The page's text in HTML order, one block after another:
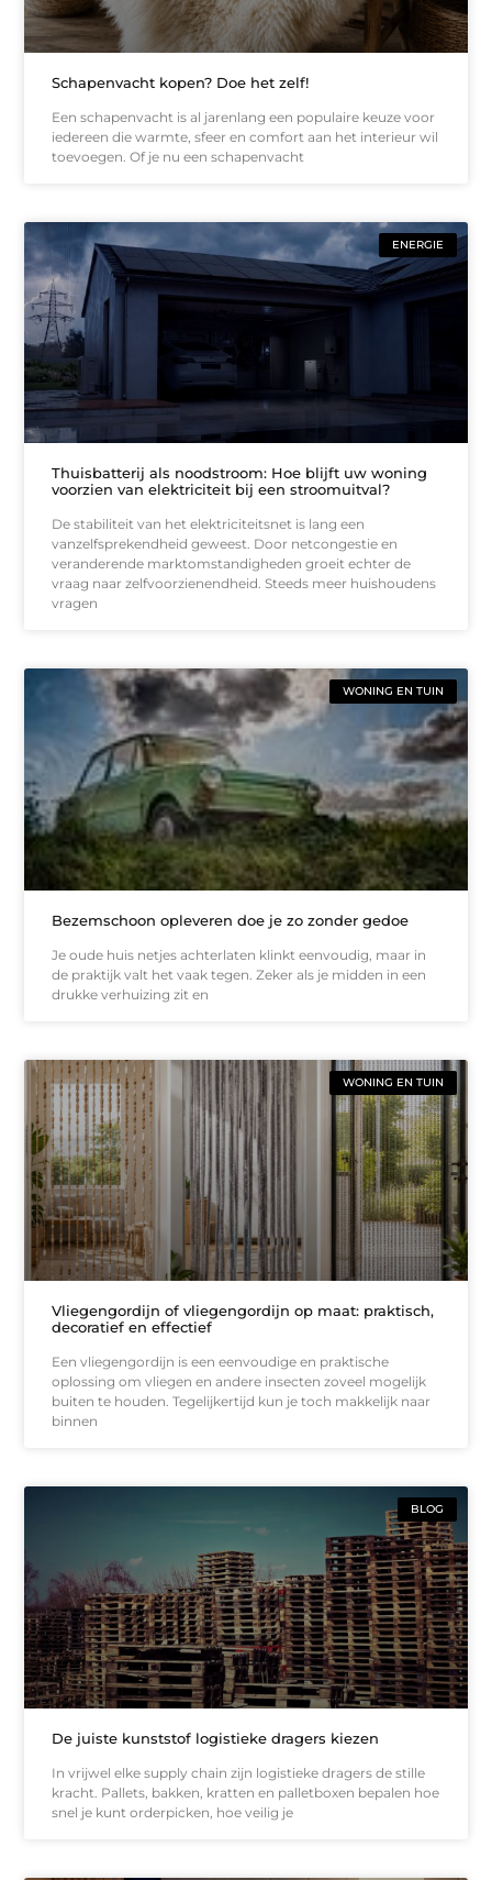
Schapenvacht kopen? Doe het zelf!
Een schapenvacht is al jarenlang een populaire keuze voor
iedereen die warmte, sfeer en comfort aan het interieur wil
toevoegen. Of je nu een schapenvacht
ENERGIE
Thuisbatterij als noodstroom: Hoe blijft uw woning
voorzien van elektriciteit bij een stroomuitval?
De stabiliteit van het elektriciteitsnet is lang een
vanzelfsprekendheid geweest. Door netcongestie en
veranderende marktomstandigheden groeit echter de
vraag naar zelfvoorzienendheid. Steeds meer huishoudens
vragen
WONING EN TUIN
Bezemschoon opleveren doe je zo zonder gedoe
Je oude huis netjes achterlaten klinkt eenvoudig, maar in
de praktijk valt het vaak tegen. Zeker als je midden in een
drukke verhuizing zit en
WONING EN TUIN
Vliegengordijn of vliegengordijn op maat: praktisch,
decoratief en effectief
Een vliegengordijn is een eenvoudige en praktische
oplossing om vliegen en andere insecten zoveel mogelijk
buiten te houden. Tegelijkertijd kun je toch makkelijk naar
binnen
BLOG
De juiste kunststof logistieke dragers kiezen
In vrijwel elke supply chain zijn logistieke dragers de stille
kracht. Pallets, bakken, kratten en palletboxen bepalen hoe
snel je kunt orderpicken, hoe veilig je